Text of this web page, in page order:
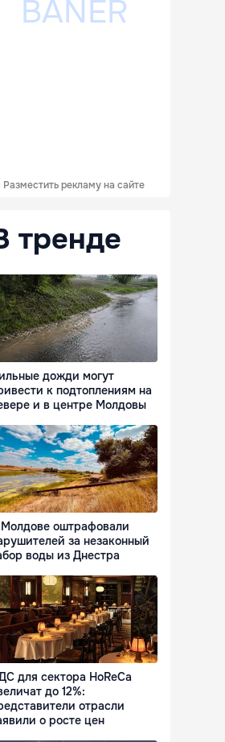
Разместить рекламу на сайте
тренде
дожди могут
к подтоплениям на
и в центре Молдовы
оштрафовали
за незаконный
воды из Днестра
для сектора HoReCa
до 12%:
отрасли
о росте цен